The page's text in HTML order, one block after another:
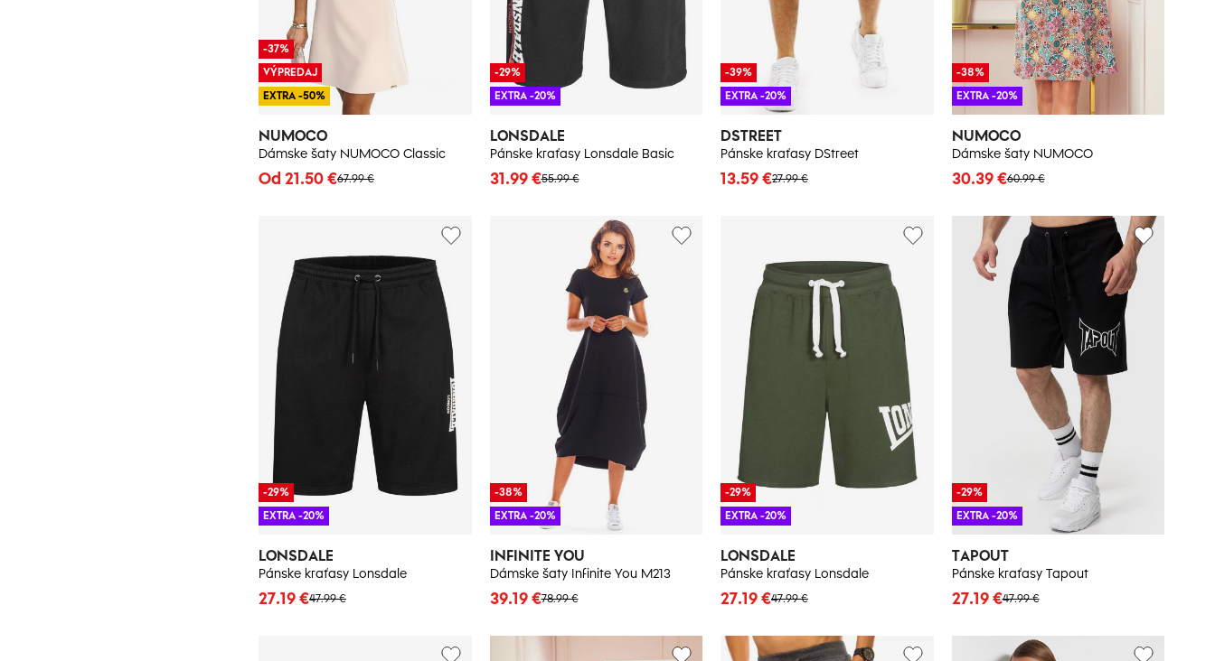
NUMOCO
Dámske šaty NUMOCO Classic
67.99 €
Od 21.50 €
-37%
VÝPREDAJ
EXTRA -50%
LONSDALE
Pánske kraťasy Lonsdale Basic
55.99 €
31.99 €
-29%
EXTRA -20%
DSTREET
Pánske kraťasy DStreet
27.99 €
13.59 €
-39%
EXTRA -20%
NUMOCO
Dámske šaty NUMOCO
60.99 €
30.39 €
-38%
EXTRA -20%
LONSDALE
Pánske kraťasy Lonsdale
47.99 €
27.19 €
-29%
EXTRA -20%
INFINITE YOU
Dámske šaty Infinite You M213
78.99 €
39.19 €
-38%
EXTRA -20%
LONSDALE
Pánske kraťasy Lonsdale
47.99 €
27.19 €
-29%
EXTRA -20%
TAPOUT
Pánske kraťasy Tapout
47.99 €
27.19 €
-29%
EXTRA -20%